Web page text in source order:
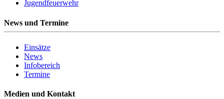
Jugendfeuerwehr
News und Termine
Einsätze
News
Infobereich
Termine
Medien und Kontakt